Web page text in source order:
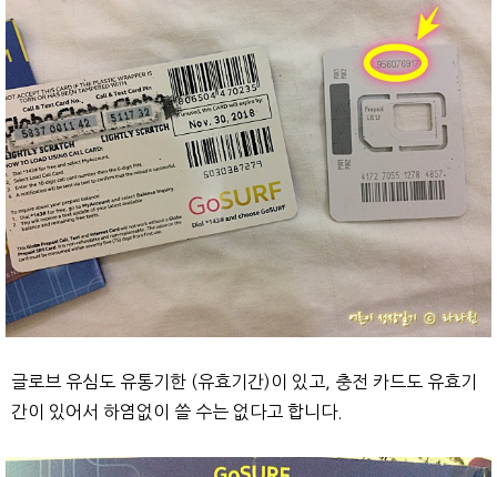
글로브 유심도 유통기한 (유효기간)이 있고, 충전 카드도 유효기
간이 있어서 하염없이 쓸 수는 없다고 합니다.